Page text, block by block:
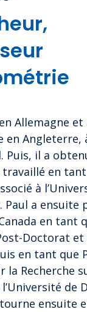
Allemagne
en Angleterre,
Puis, il a
en
à
Paul a ensuite
en tant
Doctorat
en tant que
la Recherche
de
ensuite